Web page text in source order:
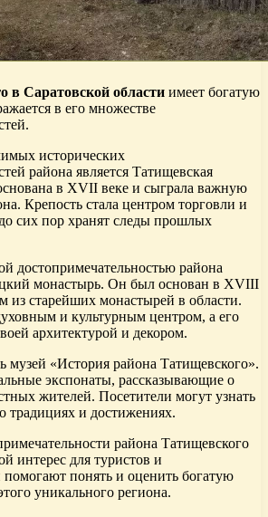
в Саратовской области имеет богатую
в его множестве
исторических
района является Татищевская
в XVII веке и сыграла важную
Крепость стала центром торговли и
сих пор хранят следы прошлых
достопримечательностью района
монастырь. Он был основан в XVIII
из старейших монастырей в области.
и культурным центром, а его
архитектурой и декором.
музей «История района Татищевского».
экспонаты, рассказывающие о
жителей. Посетители могут узнать
традициях и достижениях.
района Татищевского
интерес для туристов и
помогают понять и оценить богатую
уникального региона.